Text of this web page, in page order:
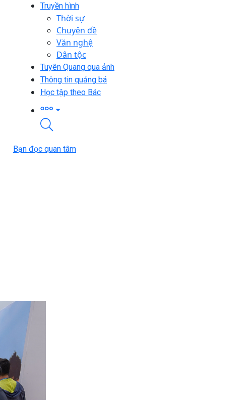
Truyền hình
Thời sự
Chuyên đề
Văn nghệ
Dân tộc
Tuyên Quang qua ảnh
Thông tin quảng bá
Học tập theo Bác
Bạn đọc quan tâm